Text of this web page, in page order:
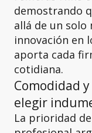
demostrando
allá de un solo
innovación en
aporta cada
cotidiana.
Comodidad
elegir
La prioridad